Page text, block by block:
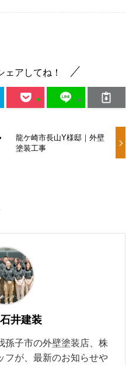
ェアしてね！
龍ケ崎市長山Y様邸｜外壁
塗装工事
石井建装
孫子市の外壁塗装店、株
フが、最新のお知らせや